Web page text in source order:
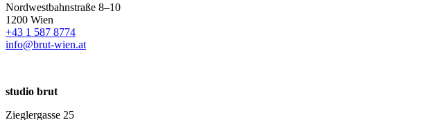
Nordwestbahnstraße 8–10
1200 Wien
+43 1 587 8774
info@brut-wien.at
studio brut
Zieglergasse 25